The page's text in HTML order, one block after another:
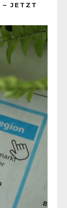
– JETZT